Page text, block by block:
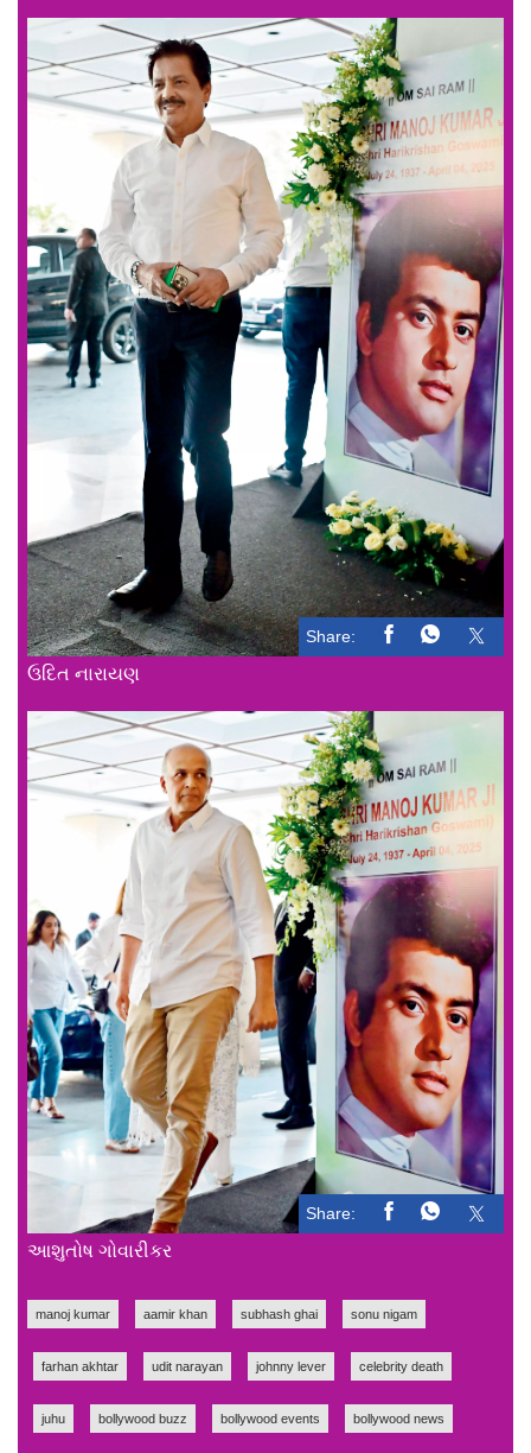
Share:
ઉદિત નારાયણ
Share:
આશુતોષ ગોવા​રીકર
manoj kumar aamir khan subhash ghai sonu nigam
farhan akhtar udit narayan johnny lever celebrity death
juhu bollywood buzz bollywood events bollywood news